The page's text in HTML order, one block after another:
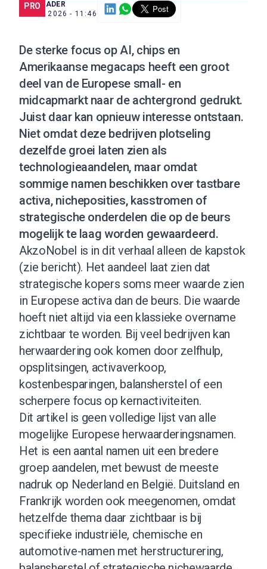
PRO
SCE TRADER
27 MEI 2026 - 11:46
De sterke focus op AI, chips en
Amerikaanse megacaps heeft een groot
deel van de Europese small- en
midcapmarkt naar de achtergrond gedrukt.
Juist daar kan opnieuw interesse ontstaan.
Niet omdat deze bedrijven plotseling
dezelfde groei laten zien als
technologieaandelen, maar omdat
sommige namen beschikken over tastbare
activa, nicheposities, kasstromen of
strategische onderdelen die op de beurs
mogelijk te laag worden gewaardeerd.
AkzoNobel is in dit verhaal alleen de kapstok
(zie bericht). Het aandeel laat zien dat
strategische kopers soms meer waarde zien
in Europese activa dan de beurs. Die waarde
hoeft niet altijd via een klassieke overname
zichtbaar te worden. Bij veel bedrijven kan
herwaardering ook komen door zelfhulp,
opsplitsingen, activaverkoop,
kostenbesparingen, balansherstel of een
scherpere focus op kernactiviteiten.
Dit artikel is geen volledige lijst van alle
mogelijke Europese herwaarderingsnamen.
Het is een aantal namen uit een bredere
groep aandelen, met bewust de meeste
nadruk op Nederland en België. Duitsland en
Frankrijk worden ook meegenomen, omdat
hetzelfde thema daar zichtbaar is bij
specifieke industriële, chemische en
automotive-namen met herstructurering,